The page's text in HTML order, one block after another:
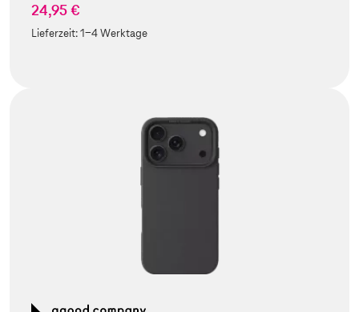
24,95 €
Lieferzeit:1-4 Werktage